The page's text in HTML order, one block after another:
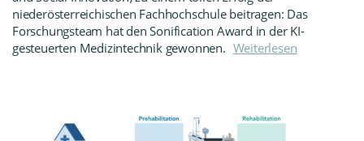
niederösterreichischen Fachhochschule beitragen: Das
Forschungsteam hat den Sonification Award in der KI-
gesteuerten Medizintechnik gewonnen. Weiterlesen